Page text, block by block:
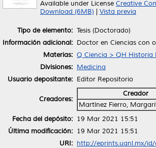
Available under License Creative
Download (6MB)
Vista previa
Tipo de elemento: Tesis (Doctorado)
Información adicional: Doctor en Ciencias con
Materias: Q Ciencia > QH Historia
Divisiones: Medicina
Usuario depositante: Editor Repositorio
Creadores:
Creador
Martínez Fierro,
Fecha del depósito: 19 Mar 2021 15:51
Última modificación: 19 Mar 2021 15:51
URI: http://eprints.uanl.mx/